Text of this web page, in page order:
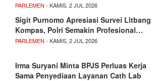
PARLEMEN - KAMIS, 2 JUL 2026
Sigit Purnomo Apresiasi Survei Litbang
Kompas, Polri Semakin Profesional…
PARLEMEN - KAMIS, 2 JUL 2026
Irma Suryani Minta BPJS Perluas Kerja
Sama Penyediaan Layanan Cath Lab